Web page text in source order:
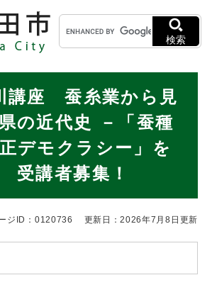
メニューを飛ばして本文へ
キ
ー
ワ
検
検索
講座 蚕糸業から見
の近代史 －「蚕種
デモクラシー」を
受講者募集！
ジID：0120736 更新日：2026年7月8日更新